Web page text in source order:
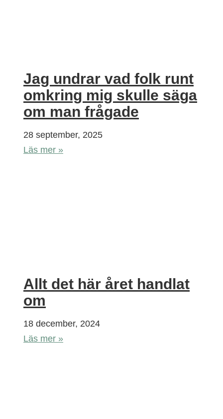
Jag undrar vad folk runt
omkring mig skulle säga
om man frågade
28 september, 2025
Läs mer »
Allt det här året handlat
om
18 december, 2024
Läs mer »